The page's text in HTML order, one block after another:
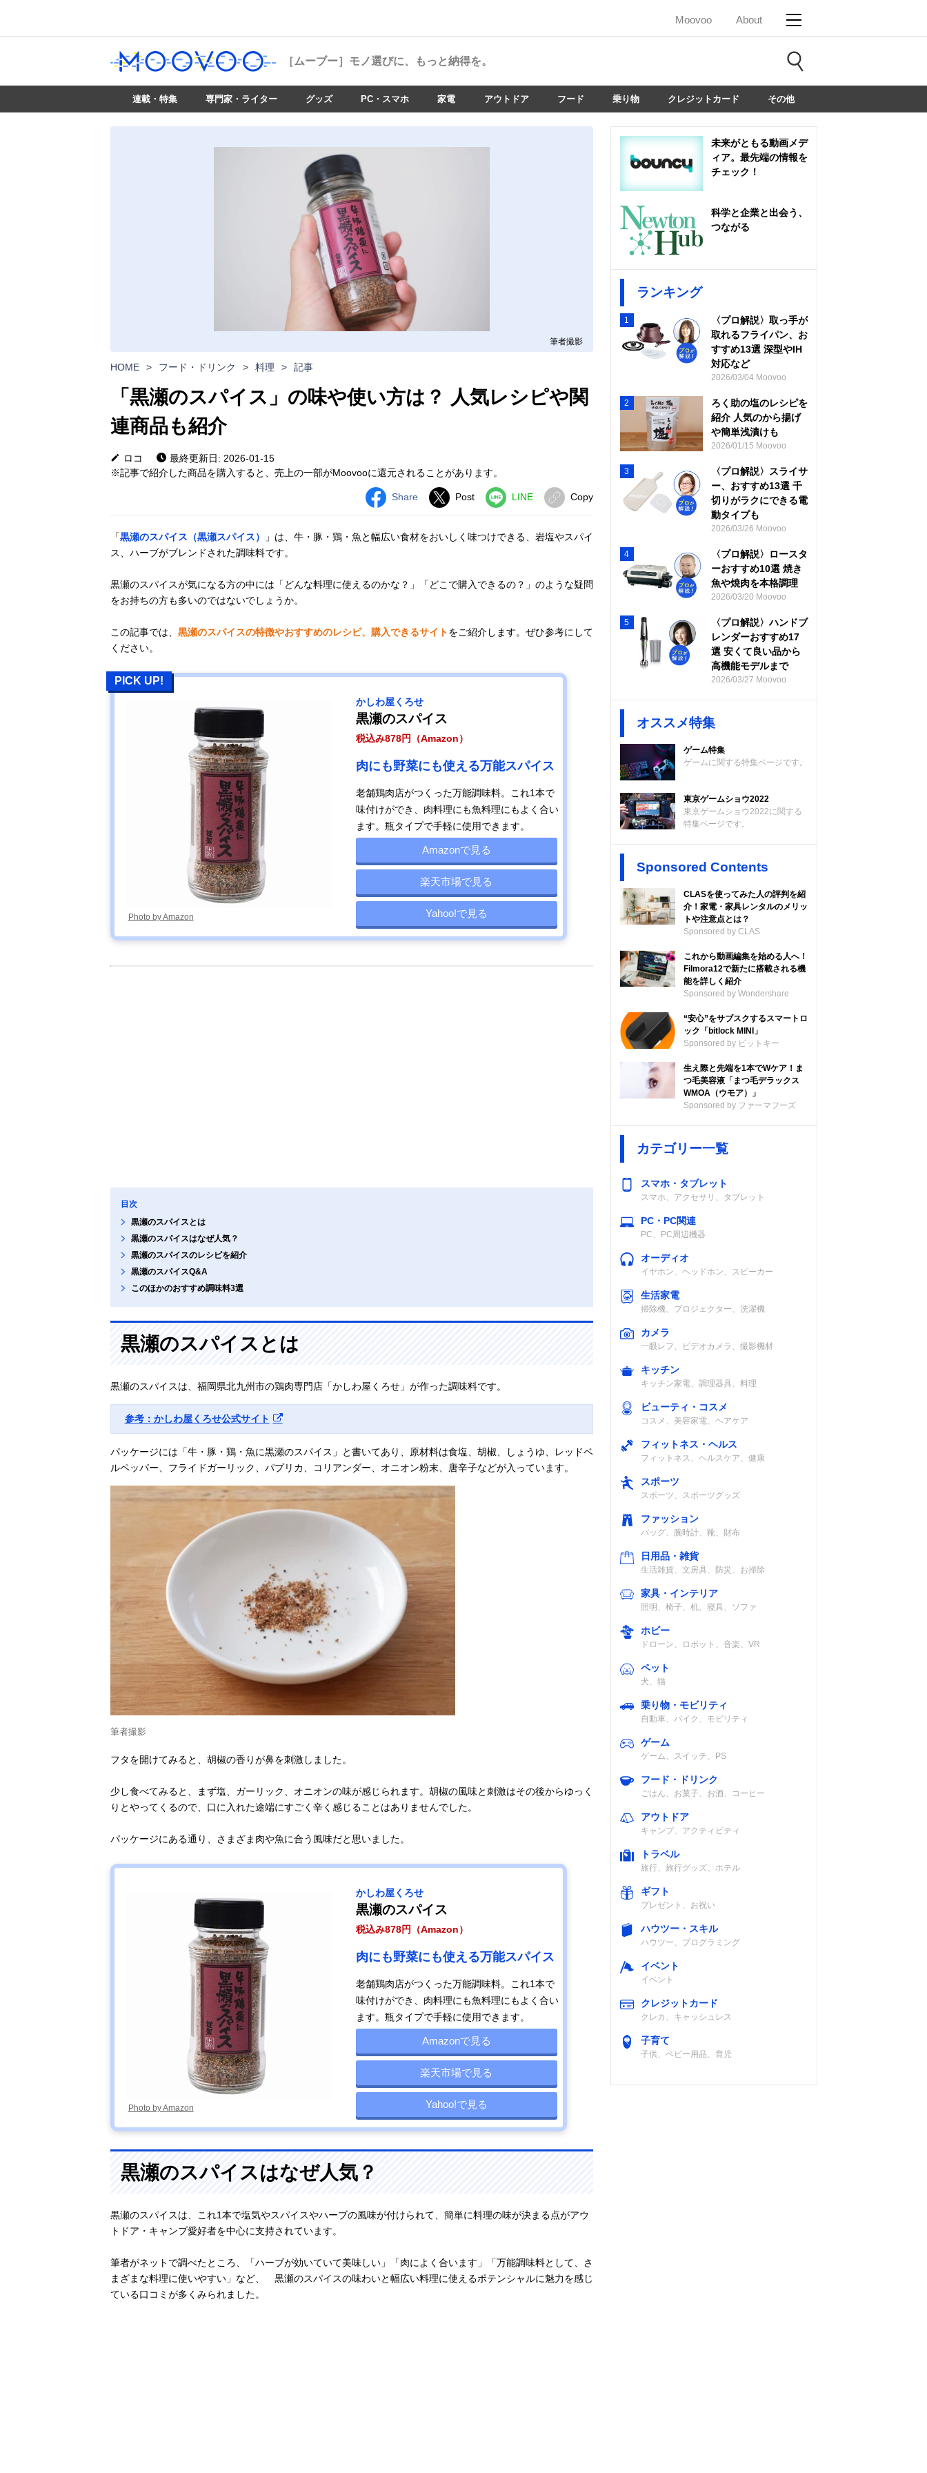
Moovoo About
［ムーブー］ モノ選びに、もっと納得を。
連載・特集 専門家・ライター グッズ PC・スマホ 家電 アウトドア フード 乗り物 クレジットカード その他
筆者撮影
HOME > フード・ドリンク > 料理 > 記事
「黒瀬のスパイス」の味や使い方は？ 人気レシピや関
連商品も紹介
ロコ
最終更新日: 2026-01-15
※記事で紹介した商品を購入すると、売上の一部がMoovooに還元されることがあります。
Share Post LINE Copy
「黒瀬のスパイス（黒瀬スパイス）
」は、牛・豚・鶏・魚と幅広い食材をおいしく味つけできる、岩塩やスパイ
ス、ハーブがブレンドされた調味料です。
黒瀬のスパイスが気になる方の中には「どんな料理に使えるのかな？」「どこで購入できるの？」のような疑問
をお持ちの方も多いのではないでしょうか。
この記事では、 黒瀬のスパイスの特徴やおすすめのレシピ、購入できるサイトをご紹介します。ぜひ参考にして
ください。
PICK UP!
Photo by Amazon
かしわ屋くろせ
黒瀬のスパイス
税込み878円（Amazon）
肉にも野菜にも使える万能スパイス
老舗鶏肉店がつくった万能調味料。これ1本で
味付けができ、肉料理にも魚料理にもよく合い
ます。瓶タイプで手軽に使用できます。
Amazonで見る
楽天市場で見る
Yahoo!で見る
目次
黒瀬のスパイスとは
黒瀬のスパイスはなぜ人気？
黒瀬のスパイスのレシピを紹介
黒瀬のスパイスQ&A
このほかのおすすめ調味料3選
黒瀬のスパイスとは
黒瀬のスパイスは、福岡県北九州市の鶏肉専門店「かしわ屋くろせ」が作った調味料です。
参考：かしわ屋くろせ公式サイト
パッケージには「牛・豚・鶏・魚に黒瀬のスパイス」と書いてあり、原材料は食塩、胡椒、しょうゆ、レッドベ
ルペッパー、フライドガーリック、パプリカ、コリアンダー、オニオン粉末、唐辛子などが入っています。
筆者撮影
フタを開けてみると、胡椒の香りが鼻を刺激しました。
少し食べてみると、まず塩、ガーリック、オニオンの味が感じられます。胡椒の風味と刺激はその後からゆっく
りとやってくるので、口に入れた途端にすごく辛く感じることはありませんでした。
パッケージにある通り、さまざま肉や魚に合う風味だと思いました。
Photo by Amazon
かしわ屋くろせ
黒瀬のスパイス
税込み878円（Amazon）
肉にも野菜にも使える万能スパイス
老舗鶏肉店がつくった万能調味料。これ1本で
味付けができ、肉料理にも魚料理にもよく合い
ます。瓶タイプで手軽に使用できます。
Amazonで見る
楽天市場で見る
Yahoo!で見る
黒瀬のスパイスはなぜ人気？
黒瀬のスパイスは、これ1本で塩気やスパイスやハーブの風味が付けられて、簡単に料理の味が決まる点がアウ
トドア・キャンプ愛好者を中心に支持されています。
筆者がネットで調べたところ、「ハーブが効いていて美味しい」「肉によく合います」「万能調味料として、さ
まざまな料理に使いやすい」など、 黒瀬のスパイスの味わいと幅広い料理に使えるポテンシャルに魅力を感じ
ている口コミが多くみられました。
未来がともる動画メデ
ィア。最先端の情報を
チェック！
科学と企業と出会う、
つながる
ランキング
1
〈プロ解説〉取っ手が
取れるフライパン、お
すすめ13選 深型やIH
対応など
2026/03/04 Moovoo
2
ろく助の塩のレシピを
紹介 人気のから揚げ
や簡単浅漬けも
2026/01/15 Moovoo
3
〈プロ解説〉スライサ
ー、おすすめ13選 千
切りがラクにできる電
動タイプも
2026/03/26 Moovoo
4
〈プロ解説〉ロースタ
ーおすすめ10選 焼き
魚や焼肉を本格調理
2026/03/20 Moovoo
5
〈プロ解説〉ハンドブ
レンダーおすすめ17
選 安くて良い品から
高機能モデルまで
2026/03/27 Moovoo
オススメ特集
ゲーム特集
ゲームに関する特集ページです。
東京ゲームショウ2022
東京ゲームショウ2022に関する
特集ページです。
Sponsored Contents
CLASを使ってみた人の評判を紹
介！家電・家具レンタルのメリッ
トや注意点とは？
Sponsored by CLAS
これから動画編集を始める人へ！
Filmora12で新たに搭載される機
能を詳しく紹介
Sponsored by Wondershare
“安心”をサブスクするスマートロ
ック「bitlock MINI」
Sponsored by ビットキー
生え際と先端を1本でWケア！ま
つ毛美容液「まつ毛デラックス
WMOA（ウモア）」
Sponsored by ファーマフーズ
カテゴリー一覧
スマホ・タブレット
スマホ、アクセサリ、タブレット
PC・PC関連
PC、PC周辺機器
オーディオ
イヤホン、ヘッドホン、スピーカー
生活家電
掃除機、プロジェクター、洗濯機
カメラ
一眼レフ、ビデオカメラ、撮影機材
キッチン
キッチン家電、調理器具、料理
ビューティ・コスメ
コスメ、美容家電、ヘアケア
フィットネス・ヘルス
フィットネス、ヘルスケア、健康
スポーツ
スポーツ、スポーツグッズ
ファッション
バッグ、腕時計、靴、財布
日用品・雑貨
生活雑貨、文房具、防災、お掃除
家具・インテリア
照明、椅子、机、寝具、ソファ
ホビー
ドローン、ロボット、音楽、VR
ペット
犬、猫
乗り物・モビリティ
自動車、バイク、モビリティ
ゲーム
ゲーム、スイッチ、PS
フード・ドリンク
ごはん、お菓子、お酒、コーヒー
アウトドア
キャンプ、アクティビティ
トラベル
旅行、旅行グッズ、ホテル
ギフト
プレゼント、お祝い
ハウツー・スキル
ハウツー、プログラミング
イベント
イベント
クレジットカード
クレカ、キャッシュレス
子育て
子供、ベビー用品、育児